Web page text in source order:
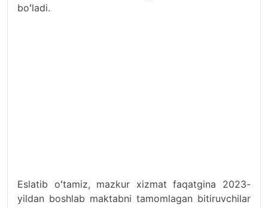
boʻladi.
Eslatib oʻtamiz, mazkur xizmat faqatgina 2023-
yildan boshlab maktabni tamomlagan bitiruvchilar